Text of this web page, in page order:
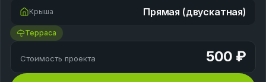
Крыша Прямая (двускатная)
Терраса
Стоимость проекта 500 ₽